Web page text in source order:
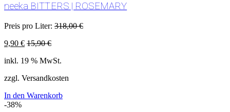
neeka BITTERS | ROSEMARY
Preis pro Liter: 318,00€
9,90 € 15,90€
inkl. 19 % MwSt.
zzgl. Versandkosten
In den Warenkorb
-38%